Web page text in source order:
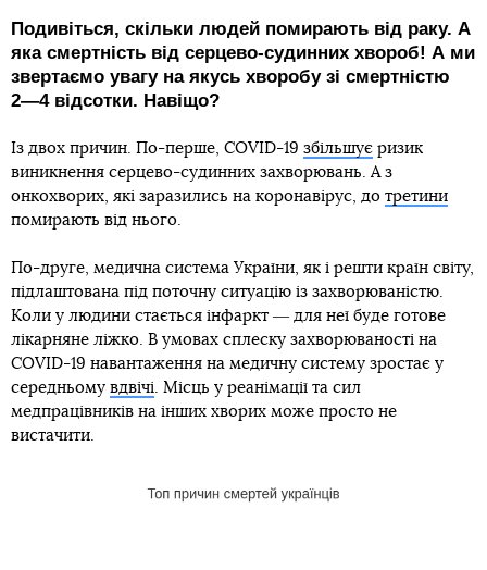
Подивіться, скільки людей помирають від раку. А
яка смертність від серцево-судинних хвороб! А ми
звертаємо увагу на якусь хворобу зі смертністю
2―4 відсотки. Навіщо?
Із двох причин. По-перше, COVID-19 збільшує ризик
виникнення серцево-судинних захворювань. А з
онкохворих, які заразились на коронавірус, до третини
помирають від нього.
По-друге, медична система України, як і решти країн світу,
підлаштована під поточну ситуацію із захворюваністю.
Коли у людини стається інфаркт ― для неї буде готове
лікарняне ліжко. В умовах сплеску захворюваності на
COVID-19 навантаження на медичну систему зростає у
середньому вдвічі. Місць у реанімації та сил
медпрацівників на інших хворих може просто не
вистачити.